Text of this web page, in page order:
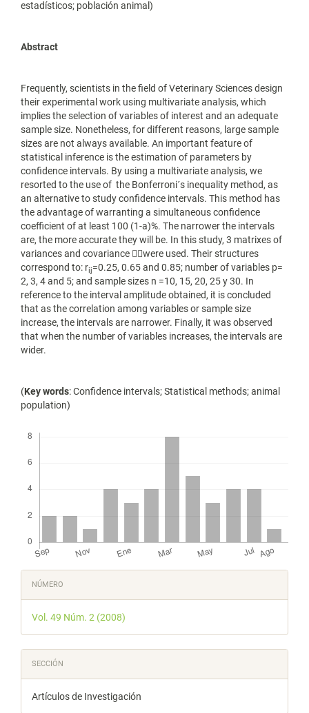
estadísticos; población animal)
Abstract
Frequently, scientists in the field of Veterinary Sciences design
their experimental work using multivariate analysis, which
implies the selection of variables of interest and an adequate
sample size. Nonetheless, for different reasons, large sample
sizes are not always available. An important feature of
statistical inference is the estimation of parameters by
confidence intervals. By using a multivariate analysis, we
resorted to the use of the Bonferroni´s inequality method, as
an alternative to study confidence intervals. This method has
the advantage of warranting a simultaneous confidence
coefficient of at least 100 (1-a)%. The narrower the intervals
are, the more accurate they will be. In this study, 3 matrixes of
variances and covariance were used. Their structures
correspond to: rij=0.25, 0.65 and 0.85; number of variables p=
2, 3, 4 and 5; and sample sizes n =10, 15, 20, 25 y 30. In
reference to the interval amplitude obtained, it is concluded
that as the correlation among variables or sample size
increase, the intervals are narrower. Finally, it was observed
that when the number of variables increases, the intervals are
wider.
(Key words: Confidence intervals; Statistical methods; animal
population)
Detalles
del
artículo
NÚMERO
Vol. 49 Núm. 2 (2008)
SECCIÓN
Artículos de Investigación